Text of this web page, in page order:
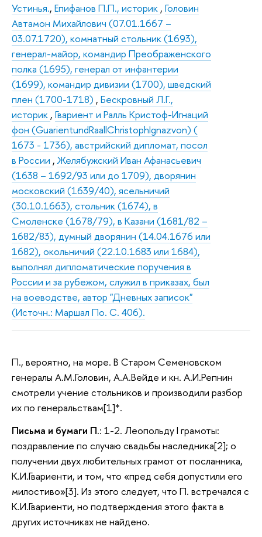
Устинья., Епифанов П.П., историк , Головин
Автамон Михайлович (07.01.1667 –
03.07.1720), комнатный стольник (1693),
генерал-майор, командир Преображенского
полка (1695), генерал от инфантерии
(1699), командир дивизии (1700), шведский
плен (1700-1718) , Бескровный Л.Г.,
историк , Гвариент и Ралль Кристоф-Игнаций
фон (GuarientundRaallChristophIgnazvon) (
1673 - 1736), австрийский дипломат, посол
в России ,Желябужский Иван Афанасьевич
(1638 – 1692/93 или до 1709), дворянин
московский (1639/40), ясельничий
(30.10.1663), стольник (1674), в
Смоленске (1678/79), в Казани (1681/82 –
1682/83), думный дворянин (14.04.1676 или
1682), окольничий (22.10.1683 или 1684),
выполнял дипломатические поручения в
России и за рубежом, служил в приказах, был
на воеводстве, автор "Дневных записок"
(Источн.: Маршал По. С. 406).
П., вероятно, на море. В Старом Семеновском
генералы А.М.Головин, А.А.Вейде и кн. А.И.Репнин
смотрели учение стольников и производили разбор
их по генеральствам[1]*.
Письма и бумаги П.: 1-2. Леопольду I грамоты:
поздравление по случаю свадьбы наследника[2]; о
получении двух любительных грамот от посланника,
К.И.Гвариенти, и том, что «пред себя допустили его
милостиво»[3]. Из этого следует, что П. встречался с
К.И.Гвариенти, но подтверждения этого факта в
других источниках не найдено.